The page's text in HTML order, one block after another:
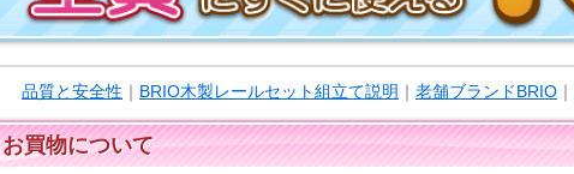
品質と安全性 ｜ BRIO木製レールセット組立て説明 ｜ 老舗ブランドBRIO ｜
お買物について